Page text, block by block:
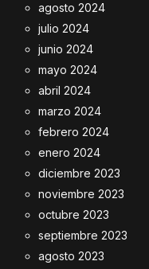
agosto 2024
julio 2024
junio 2024
mayo 2024
abril 2024
marzo 2024
febrero 2024
enero 2024
diciembre 2023
noviembre 2023
octubre 2023
septiembre 2023
agosto 2023